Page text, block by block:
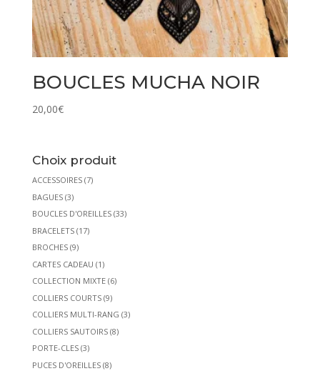
BOUCLES MUCHA NOIR
20,00€
Choix produit
ACCESSOIRES (7)
BAGUES (3)
BOUCLES D'OREILLES (33)
BRACELETS (17)
BROCHES (9)
CARTES CADEAU (1)
COLLECTION MIXTE (6)
COLLIERS COURTS (9)
COLLIERS MULTI-RANG (3)
COLLIERS SAUTOIRS (8)
PORTE-CLES (3)
PUCES D'OREILLES (8)